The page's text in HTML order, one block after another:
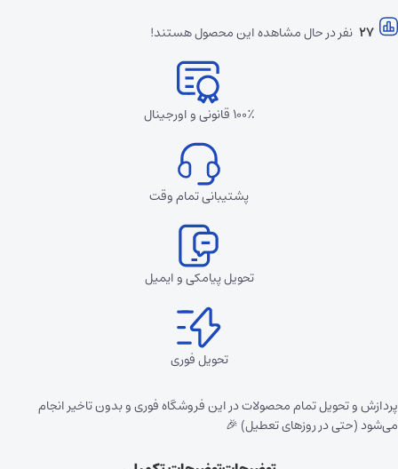
27 نفر در حال مشاهده این محصول هستند!
۱۰۰٪ قانونی و اورجینال
پشتیبانی تمام وقت
تحویل پیامکی و ایمیل
تحویل فوری
پردازش و تحویل تمام محصولات در این فروشگاه فوری و بدون تاخیر انجام
می‌شود (حتی در روزهای تعطیل) 🎉